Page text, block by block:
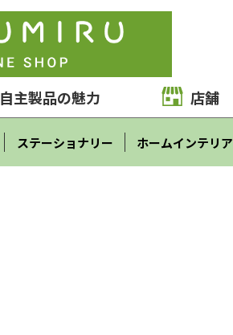
自主製品の魅力 店舗
ステーショナリー ホームインテリア